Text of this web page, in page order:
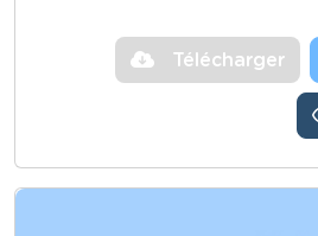
Télécharger